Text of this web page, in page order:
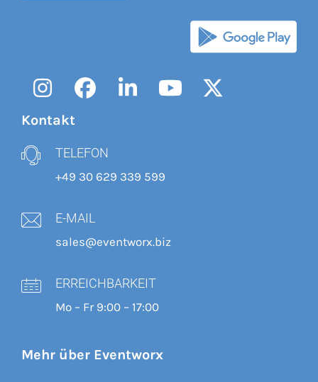
Instagram
Facebook
LinkedIn
YouTubeTwitter
Kontakt
TELEFON
+49 30 629 339 599
E-MAIL
sales@eventworx.biz
ERREICHBARKEIT
Mo – Fr 9:00 – 17:00
Mehr über Eventworx